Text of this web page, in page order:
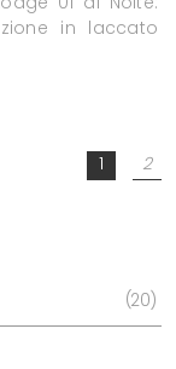
in laccato
1 2
20